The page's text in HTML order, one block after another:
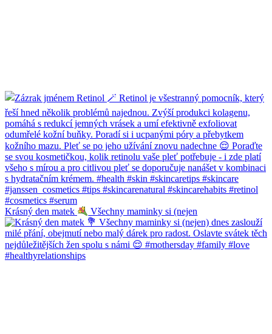
Krásný den matek Všechny maminky si (nejen